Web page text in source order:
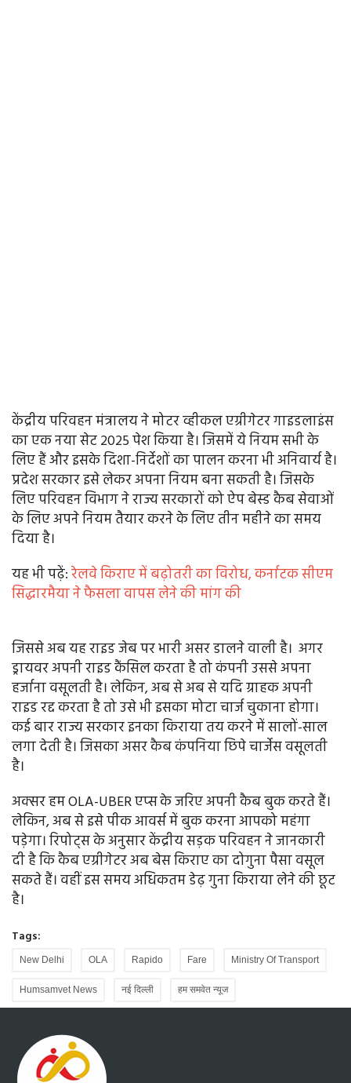
केंद्रीय परिवहन मंत्रालय ने मोटर व्हीकल एग्रीगेटर गाइडलाइंस
का एक नया सेट 2025 पेश किया है। जिसमें ये नियम सभी के
लिए हैं और इसके दिशा-निर्देशों का पालन करना भी अनिवार्य है।
प्रदेश सरकार इसे लेकर अपना नियम बना सकती है। जिसके
लिए परिवहन विभाग ने राज्य सरकारों को ऐप बेस्ड कैब सेवाओं
के लिए अपने नियम तैयार करने के लिए तीन महीने का समय
दिया है।
यह भी पढ़ें:रेलवे किराए में बढ़ोतरी का विरोध, कर्नाटक सीएम
सिद्धारमैया ने फैसला वापस लेने की मांग की
जिससे अब यह राइड जेब पर भारी असर डालने वाली है। अगर
ड्रायवर अपनी राइड कैंसिल करता है तो कंपनी उससे अपना
हर्जाना वसूलती है। लेकिन, अब से अब से यदि ग्राहक अपनी
राइड रद्द करता है तो उसे भी इसका मोटा चार्ज चुकाना होगा।
कई बार राज्य सरकार इनका किराया तय करने में सालों-साल
लगा देती है। जिसका असर कैब कंपनिया छिपे चार्जेस वसूलती
है।
अक्सर हम OLA-UBER एप्स के जरिए अपनी कैब बुक करते हैं।
लेकिन, अब से इसे पीक आवर्स में बुक करना आपको महंगा
पड़ेगा। रिपोट्स के अनुसार केंद्रीय सड़क परिवहन ने जानकारी
दी है कि कैब एग्रीगेटर अब बेस किराए का दोगुना पैसा वसूल
सकते हैं। वहीं इस समय अधिकतम डेढ़ गुना किराया लेने की छूट
है।
Tags:
New Delhi OLA Rapido Fare Ministry Of Transport
Humsamvet News नई दिल्ली हम समवेत न्यूज